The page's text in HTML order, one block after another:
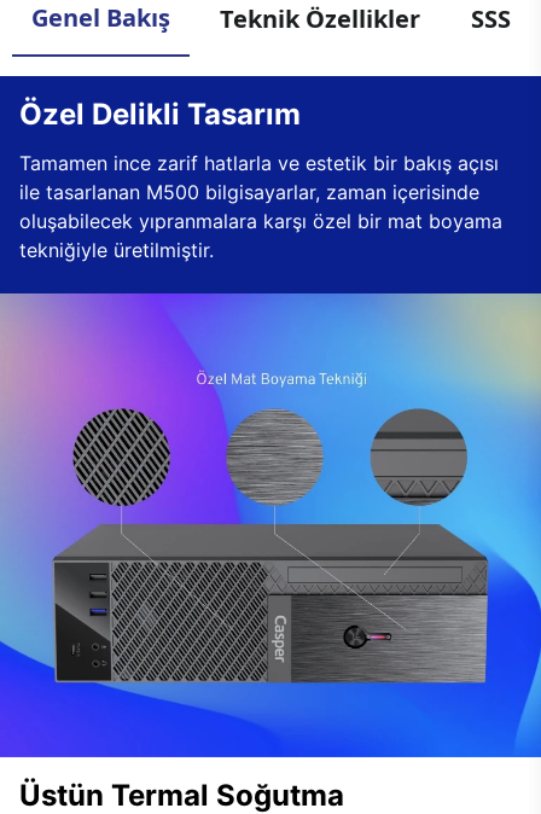
Genel Bakış Teknik Özellikler SSS
Özel Delikli Tasarım
Tamamen ince zarif hatlarla ve estetik bir bakış açısı
ile tasarlanan M500 bilgisayarlar, zaman içerisinde
oluşabilecek yıpranmalara karşı özel bir mat boyama
tekniğiyle üretilmiştir.
Üstün Termal Soğutma